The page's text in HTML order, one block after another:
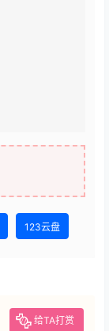
123云盘
给TA打赏